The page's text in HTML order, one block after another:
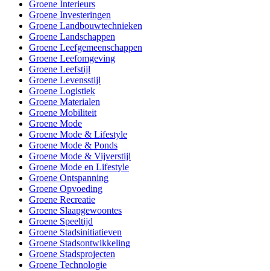
Groene Interieurs
Groene Investeringen
Groene Landbouwtechnieken
Groene Landschappen
Groene Leefgemeenschappen
Groene Leefomgeving
Groene Leefstijl
Groene Levensstijl
Groene Logistiek
Groene Materialen
Groene Mobiliteit
Groene Mode
Groene Mode & Lifestyle
Groene Mode & Ponds
Groene Mode & Vijverstijl
Groene Mode en Lifestyle
Groene Ontspanning
Groene Opvoeding
Groene Recreatie
Groene Slaapgewoontes
Groene Speeltijd
Groene Stadsinitiatieven
Groene Stadsontwikkeling
Groene Stadsprojecten
Groene Technologie